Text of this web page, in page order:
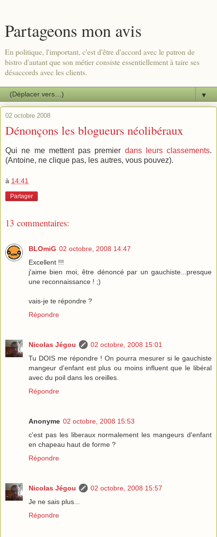
Partageons mon avis
En politique, l'important, c'est d'être d'accord avec le patron de
bistro d'autant que son métier consiste essentiellement à taire ses
désaccords avec les clients.
▼
02 octobre 2008
Dénonçons les blogueurs néolibéraux
Qui ne me mettent pas premier dans leurs classements.
(Antoine, ne clique pas, les autres, vous pouvez).
à 14:41
Partager
13 commentaires:
BLOmiG 02 octobre, 2008 14:47
Excellent !!!
j'aime bien moi, être dénoncé par un gauchiste...presque
une reconnaissance ! ;)
vais-je te répondre ?
Répondre
Nicolas Jégou
02 octobre, 2008 15:01
Tu DOIS me répondre ! On pourra mesurer si le gauchiste
mangeur d'enfant est plus ou moins influent que le libéral
avec du poil dans les oreilles.
Répondre
Anonyme 02 octobre, 2008 15:53
c'est pas les liberaux normalement les mangeurs d'enfant
en chapeau haut de forme ?
Répondre
Nicolas Jégou
02 octobre, 2008 15:57
Je ne sais plus...
Répondre